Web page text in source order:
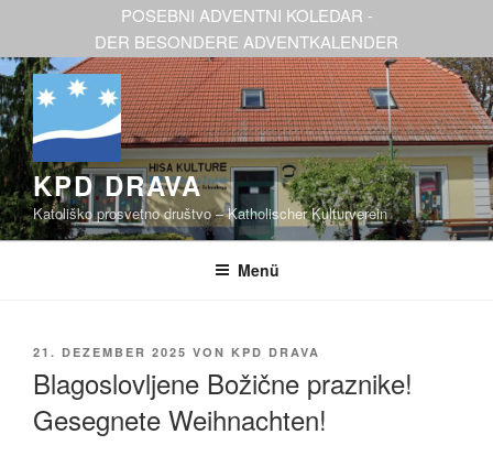
springen
POSEBNI ADVENTNI KOLEDAR -
DER BESONDERE ADVENTKALENDER
KPD DRAVA
Katoliško prosvetno društvo – Katholischer Kulturverein
Menü
VERÖFFENTLICHT
21. DEZEMBER 2025 VON KPD DRAVA
Blagoslovljene Božične praznike!
Gesegnete Weihnachten!